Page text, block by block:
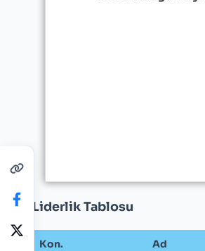
Liderlik Tablosu
Kon. Ad